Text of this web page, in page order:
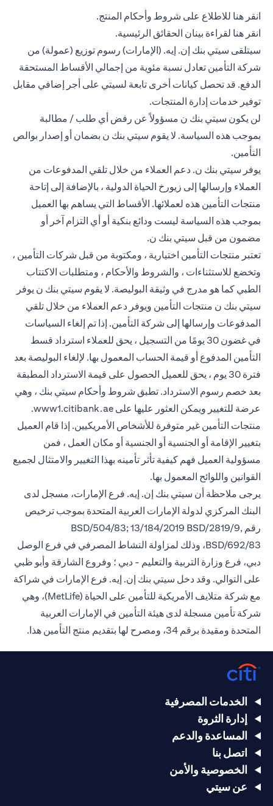
انقر هنا opens in a new tab
للاطلاع على شروط وأحكام المنتج.
انقر هنا opens in a new tab
لقراءة بينان الحقائق الرئيسية.
سيتلقى سيتي بنك إن. إيه. (الإمارات) رسوم توزيع (عمولة) من
شركة التأمين تعادل نسبة مئوية من إجمالي الأقساط المستحقة
الدفع. قد تحصل كيانات أخرى تابعة لسيتي على أجر إضافي مقابل
توفير خدمات إدارة المنتجات.
لن يكون سيتي بنك ن مسؤولاً عن رفض أي طلب / مطالبة
بموجب هذه السياسة. لا يقوم سيتي بنك ن بضمان أو إصدار بوالص
التأمين.
يوفر سيتي بنك ن. دعم العملاء من خلال تلقي المدفوعات من
العملاء وإرسالها إلى زيورخ الحياة الدولية ، بالإضافة إلى إتاحة
منتجات التأمين هذه لعملائها. الأقساط التي يساهم بها العميل
بموجب هذه السياسة ليست ودائع بنكية أو أي التزام آخر أو
مضمون من قبل سيتي بنك ن.
تعتبر منتجات التأمين اختيارية ، ومكتوبة من قبل شركات التأمين ،
وتخضع للاستثناءات ، والشروط والأحكام ، ومتطلبات الاكتتاب
الطبي كما هو مدرج في وثيقة البوليصة. لا يقوم سيتي بنك ن يوفر
سيتي بنك ن منتجات التأمين ويوفر دعم العملاء من خلال تلقي
المدفوعات وإرسالها إلى شركة التأمين. إذا تم إلغاء السياسات
في غضون 30 يومًا من التسجيل ، يحق للعملاء استرداد قسط
التأمين المدفوع أو قيمة الحساب المعمول بها. لإلغاء البوليصة بعد
فترة 30 يوم ، يحق للعميل الحصول على قيمة الاسترداد المطبقة
بعد خصم رسوم الاسترداد. تطبق شروط وأحكام سيتي بنك ، وهي
عرضة للتغيير ويمكن العثور عليها على www1.citibank.ae
tab
.
منتجات التأمين غير متوفرة للأشخاص الأمريكيين. إذا قام العميل
بتغيير الإقامة أو الجنسية أو الجنسية أو مكان العمل ، فمن
مسؤولية العميل فهم كيفية تأثر تأمينه بهذا التغيير والامتثال لجميع
القوانين واللوائح المعمول بها.
يرجى ملاحظة أن سيتي بنك إن. إيه. فرع الإمارات، مسجل لدى
البنك المركزي لدولة الإمارات العربية المتحدة بموجب ترخيص
رقم BSD/504/83; 13/184/2019 BSD/2819/9,
BSD/692/83، وذلك لمزاولة النشاط المصرفي في فرع الوصل
دبي، فرع وزارة التربية والتعليم - دبي ؛ وفروع الشارقة وأبو ظبي
على التوالي. وقد دخل سيتي بنك إن. إيه. فرع الإمارات في شراكة
مع شركة متلايف الأمريكية للتأمين على الحياة (MetLife)، وهي
شركة تأمين مسجلة لدى هيئة التأمين في الإمارات العربية
المتحدة ومقيدة برقم 34، ومصرح لها بتقديم منتج التأمين هذا.
الخدمات المصرفية
إدارة الثروة
المساعدة والدعم
اتصل بنا
الخصوصية والأمن
عن سيتي